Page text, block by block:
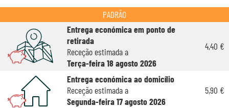
PADRÃO
Entrega económica em ponto de
retirada
Receção estimada a
Terça-feira 18 agosto 2026
4,40 €
Entrega económica ao domicílio
Receção estimada a
Segunda-feira 17 agosto 2026
5,90 €